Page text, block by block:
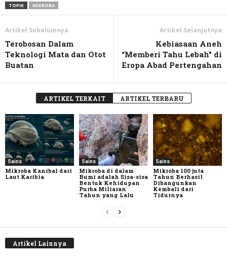
TOPIK MIKROBA
Artikel Sebelumnya
Terobosan Dalam
Teknologi Mata dan Otot
Buatan
Artikel Selanjutnya
Kebiasaan Aneh
“Memberi Tahu Lebah” di
Eropa Abad Pertengahan
ARTIKEL TERKAIT ARTIKEL TERBARU
Sains
Mikroba Kanibal dari
Laut Karibia
Sains
Mikroba di dalam
Bumi adalah Sisa-sisa
Bentuk Kehidupan
Purba Miliaran
Tahun yang Lalu
Sains
Mikroba 100 juta
Tahun Berhasil
Dibangunkan
Kembali dari
Tidurnya
Artikel Lainnya